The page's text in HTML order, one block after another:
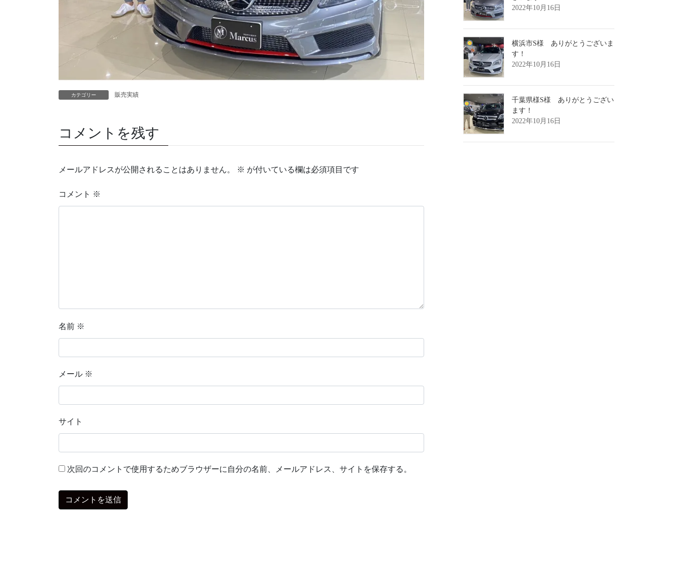
カテゴリー 販売実績
コメントを残す
メールアドレスが公開されることはありません。 ※ が付いている欄は必須項目です
コメント ※
名前 ※
メール ※
サイト
次回のコメントで使用するためブラウザーに自分の名前、メールアドレス、サイトを保存する。
2022年10月16日
横浜市S様 ありがとうございま
す！
2022年10月16日
千葉県様S様 ありがとうござい
ます！
2022年10月16日